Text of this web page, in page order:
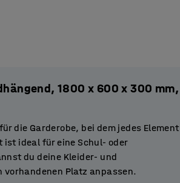
1800 x 600 x 300 mm,
die Garderobe, bei dem jedes Element
ideal für eine Schul- oder
du deine Kleider- und
Platz anpassen.